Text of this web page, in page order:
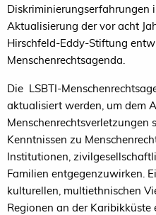
Diskriminierungserfahrungen
Aktualisierung der vor acht
Hirschfeld-Eddy-Stiftung
Menschenrechtsagenda.
Die LSBTI-
aktualisiert werden, um dem
Menschenrechtsverletzungen
Kenntnissen zu
Institutionen,
Familien entgegenzuwirken.
kulturellen, multiethnischen
Regionen an der Karibikküste